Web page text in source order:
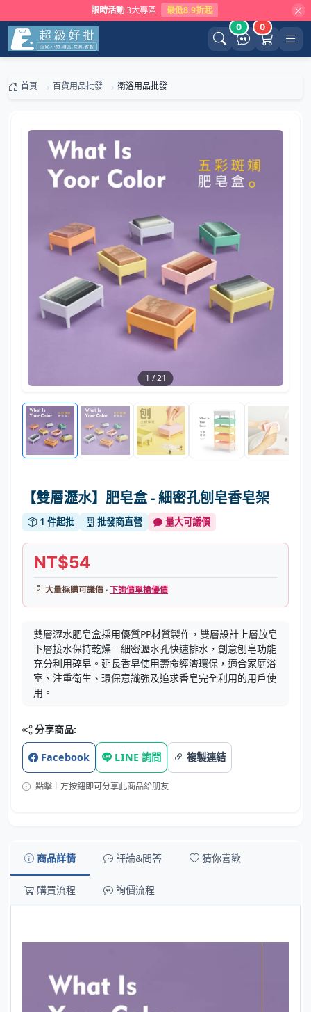
限時活動 3大專區 最低8.9折起
0 0
首頁 百貨用品批發 衛浴用品批發
1 /21
【雙層瀝水】肥皂盒 - 細密孔刨皂香皂架
1 件起批 批發商直營 量大可議價
NT$54
大量採購可議價 ·下詢價單搶優價
雙層瀝水肥皂盒採用優質PP材質製作，雙層設計上層放皂
下層接水保持乾燥。細密瀝水孔快速排水，創意刨皂功能
充分利用碎皂。延長香皂使用壽命經濟環保，適合家庭浴
室、注重衛生、環保意識強及追求香皂完全利用的用戶使
用。
分享商品:
Facebook LINE 詢問 複製連結
點擊上方按鈕即可分享此商品給朋友
商品詳情 評論&問答 猜你喜歡
購買流程 詢價流程